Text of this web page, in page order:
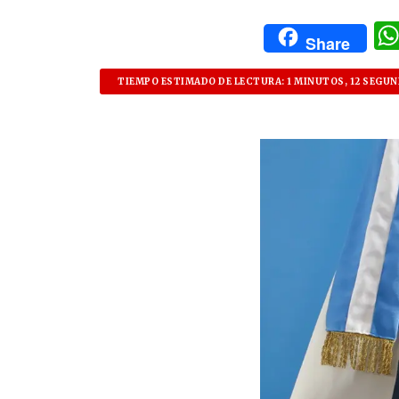
Share
TIEMPO ESTIMADO DE LECTURA: 1 MINUTOS, 12